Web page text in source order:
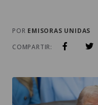
POR EMISORAS UNIDAS
COMPARTIR: